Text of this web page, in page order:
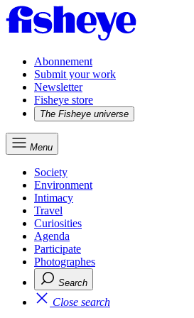
Abonnement
Submit your work
Newsletter
Fisheye store
The Fisheye universe
Menu
Society
Environment
Intimacy
Travel
Curiosities
Agenda
Participate
Photographes
Search
Close search